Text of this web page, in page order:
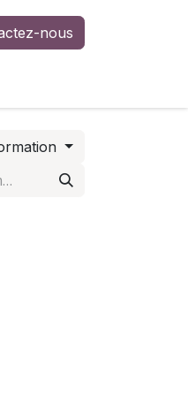
nous